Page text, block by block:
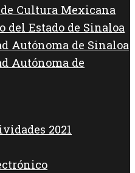
Cultura Mexicana
del Estado de Sinaloa
Autónoma de Sinaloa
Autónoma de
2021